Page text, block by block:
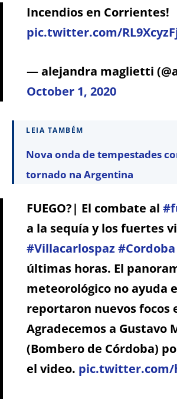
Incendios en Corrientes!
pic.twitter.com/
— alejandra maglietti
October 1, 2020
LEIA TAMBÉM
Nova onda de tempestades
tornado na Argentina
FUEGO?| El combate al
a la sequía y los fuertes
#Villacarlospaz#Cordoba
últimas horas. El
meteorológico no ayuda
reportaron nuevos focos
Agradecemos a Gustavo
(Bombero de Córdoba)
el video. pic.twitter.com/